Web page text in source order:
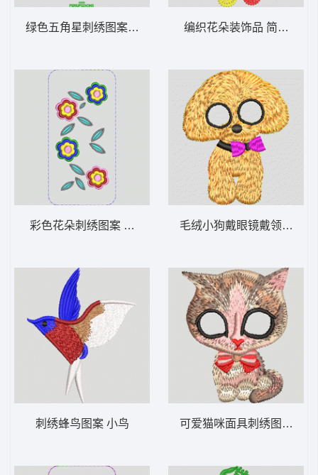
绿色五角星刺绣图案 几何图案
彩色花朵刺绣图案 手机壳
刺绣蜂鸟图案 小鸟
编织花朵装饰品 简单的花
毛绒小狗戴眼镜戴领结 小狗
可爱猫咪面具刺绣图案 小猫